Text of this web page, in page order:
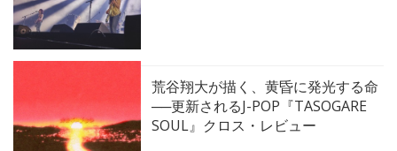
荒谷翔大が描く、黄昏に発光する命
──更新されるJ-POP『TASOGARE
SOUL』クロス・レビュー